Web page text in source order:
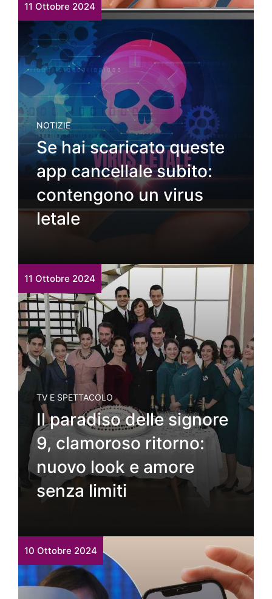
11 Ottobre 2024
NOTIZIE
Se hai scaricato queste
app cancellale subito:
contengono un virus
letale
11 Ottobre 2024
TV E SPETTACOLO
Il paradiso delle signore
9, clamoroso ritorno:
nuovo look e amore
senza limiti
10 Ottobre 2024